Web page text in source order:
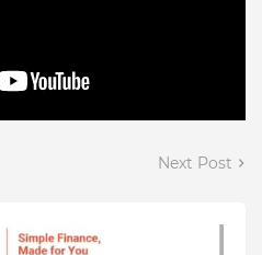
Next Post